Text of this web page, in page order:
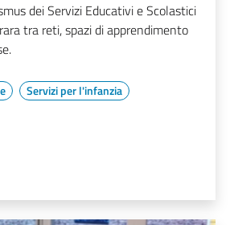
dei Servizi Educativi e Scolastici
tra reti, spazi di apprendimento
Servizi per l'infanzia